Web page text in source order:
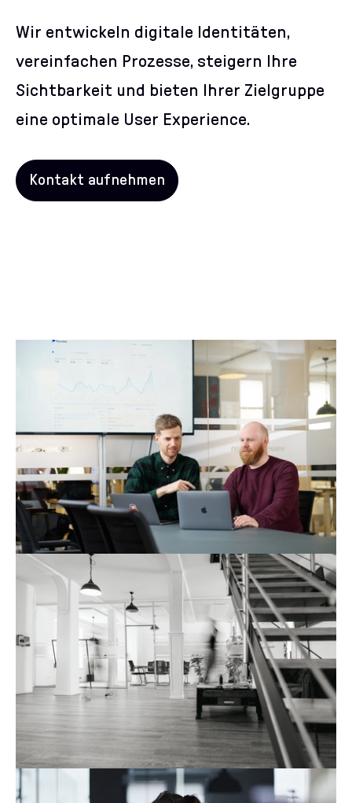
Wir entwickeln digitale Identitäten,
vereinfachen Prozesse, steigern Ihre
Sichtbarkeit und bieten Ihrer Zielgruppe
eine optimale User Experience.
Kontakt aufnehmen